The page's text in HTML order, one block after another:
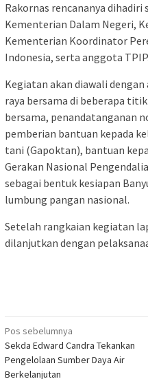
Rakornas rencananya
Kementerian Dalam Negeri,
Kementerian Koordinator
Indonesia, serta anggota TPIP.
Kegiatan akan diawali
raya bersama di beberapa
bersama, penandatanganan
pemberian bantuan kepada
tani (Gapoktan), bantuan
Gerakan Nasional
sebagai bentuk kesiapan
lumbung pangan nasional.
Setelah rangkaian kegiatan
dilanjutkan dengan
Navigasi
pos
Pos sebelumnya
Sekda Edward Candra Tekankan
Pengelolaan Sumber Daya Air
Berkelanjutan